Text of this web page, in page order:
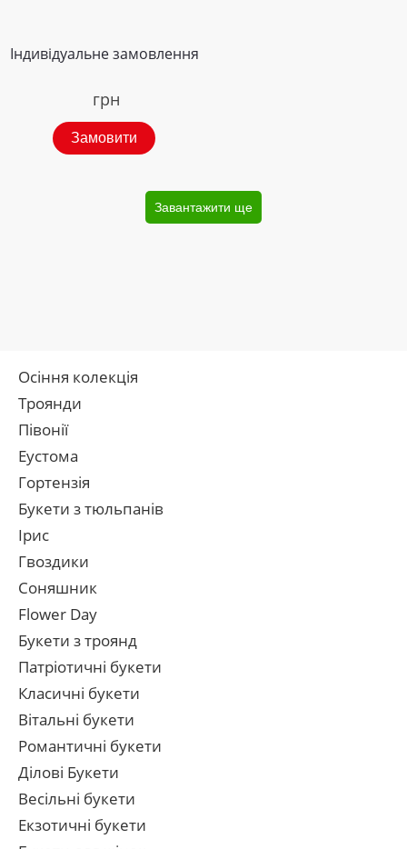
Індивідуальне замовлення
грн
Замовити
Завантажити ще
Осіння колекція
Троянди
Півонії
Еустома
Гортензія
Букети з тюльпанів
Ірис
Гвоздики
Соняшник
Flower Day
Букети з троянд
Патріотичні букети
Класичні букети
Вітальні букети
Романтичні букети
Ділові Букети
Весільні букети
Екзотичні букети